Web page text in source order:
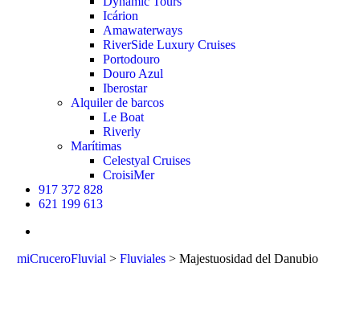
Icárion
Amawaterways
RiverSide Luxury Cruises
Portodouro
Douro Azul
Iberostar
Alquiler de barcos
Le Boat
Riverly
Marítimas
Celestyal Cruises
CroisiMer
917 372 828
621 199 613
miCruceroFluvial >Fluviales >Majestuosidad del Danubio